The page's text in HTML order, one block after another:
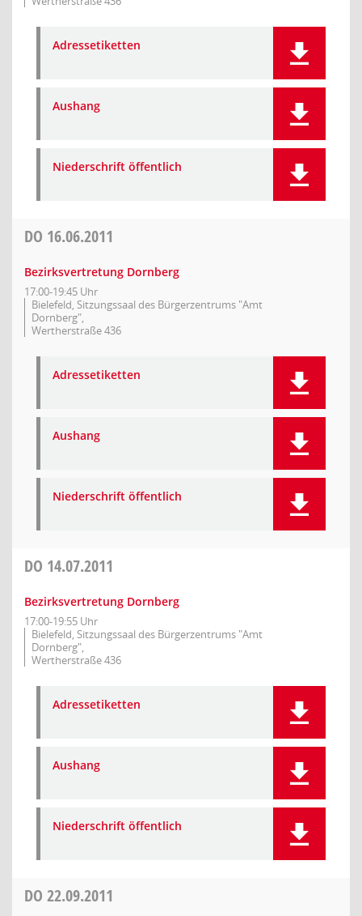
Adressetiketten
Aushang
Niederschrift öffentlich
DO 16.06.2011
Bezirksvertretung Dornberg
17:00-19:45 Uhr
Bielefeld, Sitzungssaal des Bürgerzentrums "Amt
Dornberg",
Wertherstraße 436
Adressetiketten
Aushang
Niederschrift öffentlich
DO 14.07.2011
Bezirksvertretung Dornberg
17:00-19:55 Uhr
Bielefeld, Sitzungssaal des Bürgerzentrums "Amt
Dornberg",
Wertherstraße 436
Adressetiketten
Aushang
Niederschrift öffentlich
DO 22.09.2011